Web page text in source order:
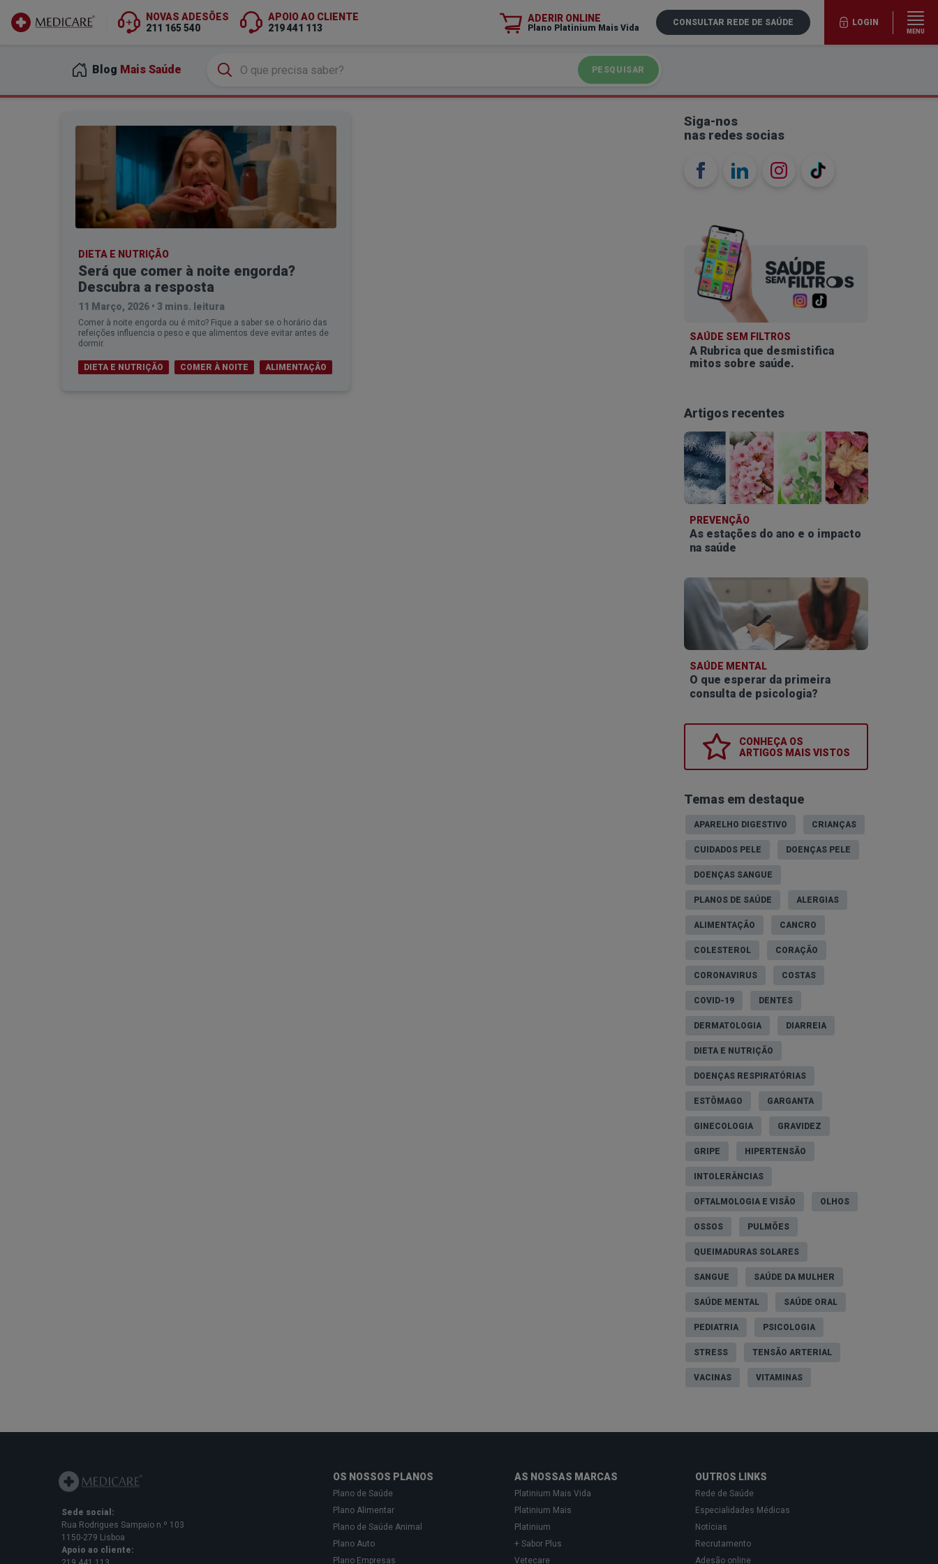
NOVAS ADESÕES
211 165 540
APOIO AO CLIENTE
219 441 113
ADERIR ONLINE
Plano Platinium Mais Vida
CONSULTAR REDE DE SAÚDE LOGIN
MENU
Blog Mais Saúde PESQUISAR
DIETA E NUTRIÇÃO
Será que comer à noite engorda?
Descubra a resposta
11 Março, 2026 • 3 mins. leitura
Comer à noite engorda ou é mito? Fique a saber se o horário das
refeições influencia o peso e que alimentos deve evitar antes de
dormir.
DIETA E NUTRIÇÃO COMER À NOITE ALIMENTAÇÃO
Siga-nos
nas redes socias
SAÚDE SEM FILTROS
A Rubrica que desmistifica
mitos sobre saúde.
Artigos recentes
PREVENÇÃO
As estações do ano e o impacto
na saúde
SAÚDE MENTAL
O que esperar da primeira
consulta de psicologia?
CONHEÇA OS
ARTIGOS MAIS VISTOS
Temas em destaque
APARELHO DIGESTIVO CRIANÇAS
CUIDADOS PELE DOENÇAS PELE
DOENÇAS SANGUE
PLANOS DE SAÚDE ALERGIAS
ALIMENTAÇÃO CANCRO
COLESTEROL CORAÇÃO
CORONAVIRUS COSTAS
COVID-19 DENTES
DERMATOLOGIA DIARREIA
DIETA E NUTRIÇÃO
DOENÇAS RESPIRATÓRIAS
ESTÔMAGO GARGANTA
GINECOLOGIA GRAVIDEZ
GRIPE HIPERTENSÃO
INTOLERÂNCIAS
OFTALMOLOGIA E VISÃO OLHOS
OSSOS PULMÕES
QUEIMADURAS SOLARES
SANGUE SAÚDE DA MULHER
SAÚDE MENTAL SAÚDE ORAL
PEDIATRIA PSICOLOGIA
STRESS TENSÃO ARTERIAL
VACINAS VITAMINAS
Sede social:
Rua Rodrigues Sampaio n.º 103
1150-279 Lisboa
Apoio ao cliente:
OS NOSSOS PLANOS
Plano de Saúde
Plano Alimentar
Plano de Saúde Animal
Plano Auto
Plano Empresas
AS NOSSAS MARCAS
Platinium Mais Vida
Platinium Mais
Platinium
+ Sabor Plus
Vetecare
OUTROS LINKS
Rede de Saúde
Especialidades Médicas
Notícias
Recrutamento
Adesão online